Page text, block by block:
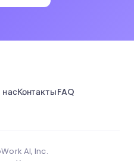
КонтактыFAQ
AI, Inc.